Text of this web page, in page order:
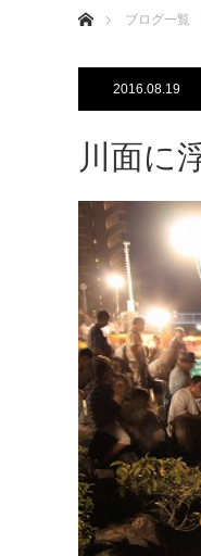
ブログ一覧
2016.08.19
川面に